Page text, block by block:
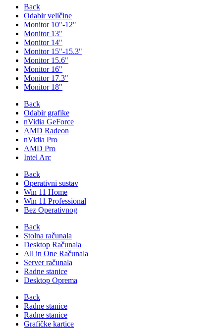
Back
Odabir veličine
Monitor 10"-12"
Monitor 13"
Monitor 14"
Monitor 15"-15.3"
Monitor 15.6"
Monitor 16"
Monitor 17.3"
Monitor 18"
Back
Odabir grafike
nVidia GeForce
AMD Radeon
nVidia Pro
AMD Pro
Intel Arc
Back
Operativni sustav
Win 11 Home
Win 11 Professional
Bez Operativnog
Back
Stolna računala
Desktop Računala
All in One Računala
Server računala
Radne stanice
Desktop Oprema
Back
Radne stanice
Radne stanice
Grafičke kartice